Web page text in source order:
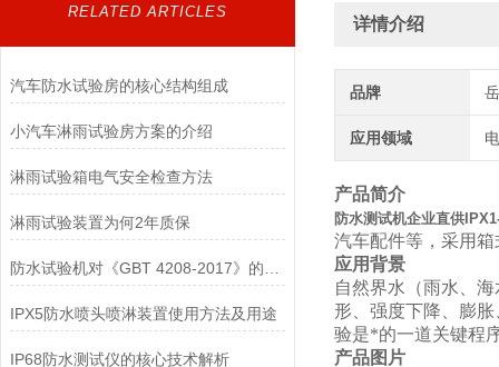
RELATED ARTICLES
汽车防水试验房的核心结构组成
小汽车淋雨试验房方案的介绍
淋雨试验箱电气安全检查方法
淋雨试验装置为何2年质保
IPX5防水喷头喷淋装置使用方法及用途
IP68防水测试仪的核心技术解析
详情介绍
品牌
应用领域
产品简介
防水测试机企业直供
汽车配件等，采用
应用背景
自然界水（雨水、
形、强度下降、膨
验是*的一道关键程
产品图片